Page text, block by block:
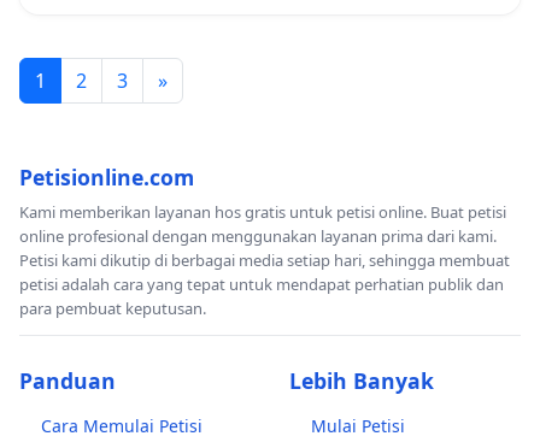
1 2 3 »
Petisionline.com
Kami memberikan layanan hos gratis untuk petisi online. Buat petisi
online profesional dengan menggunakan layanan prima dari kami.
Petisi kami dikutip di berbagai media setiap hari, sehingga membuat
petisi adalah cara yang tepat untuk mendapat perhatian publik dan
para pembuat keputusan.
Panduan
Cara Memulai Petisi
Lebih Banyak
Mulai Petisi